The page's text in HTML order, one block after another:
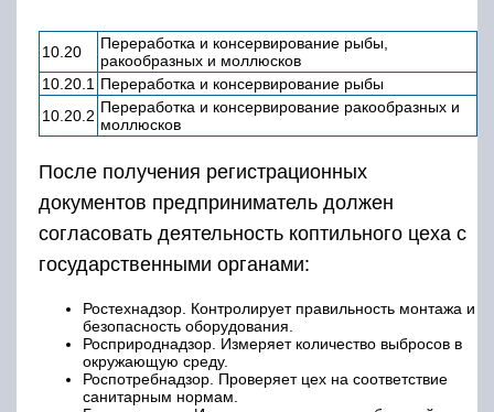
Роспотребнадзор. Проверяет цех на соответствие
санитарным нормам.
Госпожнадзор. Изучает выполнение требований
пожарной безопасности.
Как всякое пищевое производство, копчение
рыбы строго контролируется санитарной
Ее после изучения продукции и самого цеха выдают
сертификационные центры на срок до 5 лет.
Ветеринарная справка. Выдается ветврачом или
отделением ветеринарной службы на основании
сертификатов от поставщиков и образцов готового
продукта.